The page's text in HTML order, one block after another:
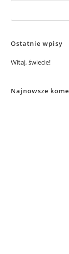
Ostatnie wpisy
Witaj, świecie!
Najnowsze